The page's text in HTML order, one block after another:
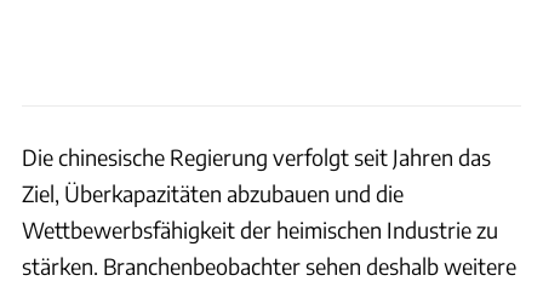
Die chinesische Regierung verfolgt seit Jahren das
Ziel, Überkapazitäten abzubauen und die
Wettbewerbsfähigkeit der heimischen Industrie zu
stärken. Branchenbeobachter sehen deshalb weitere